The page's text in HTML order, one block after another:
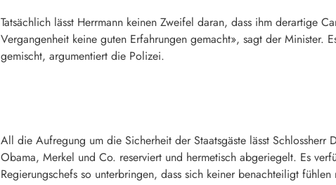
Tatsächlich lässt Herrmann keinen Zweifel daran, dass ihm derartige
Vergangenheit keine guten Erfahrungen gemacht», sagt der Minister.
gemischt, argumentiert die Polizei.
All die Aufregung um die Sicherheit der Staatsgäste lässt
Obama, Merkel und Co. reserviert und hermetisch abgeriegelt. Es
Regierungschefs so unterbringen, dass sich keiner benachteiligt fühlen